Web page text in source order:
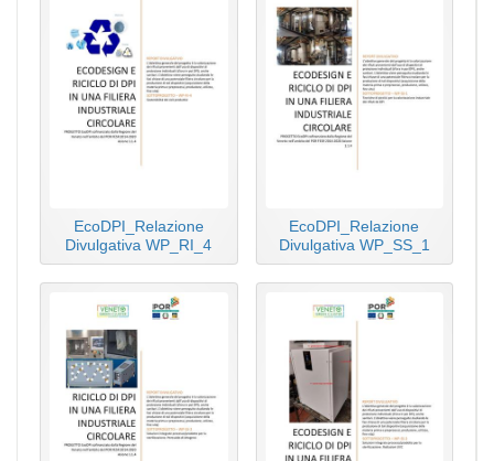
EcoDPI_Relazione
Divulgativa WP_RI_4
EcoDPI_Relazione
Divulgativa WP_SS_1